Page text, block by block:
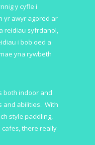
y cyfle i
yr awyr agored ar
reidiau syfrdanol,
i bob oed a
yna rywbeth
both indoor and
and abilities. With
style paddling,
there really